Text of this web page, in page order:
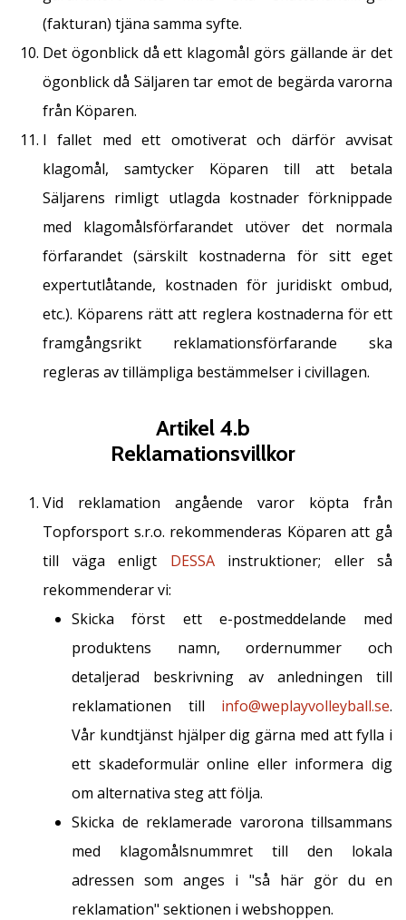
(fakturan) tjäna samma syfte.
Det ögonblick då ett klagomål görs gällande är det
ögonblick då Säljaren tar emot de begärda varorna
från Köparen.
I fallet med ett omotiverat och därför avvisat
klagomål, samtycker Köparen till att betala
Säljarens rimligt utlagda kostnader förknippade
med klagomålsförfarandet utöver det normala
förfarandet (särskilt kostnaderna för sitt eget
expertutlåtande, kostnaden för juridiskt ombud,
etc.). Köparens rätt att reglera kostnaderna för ett
framgångsrikt reklamationsförfarande ska
regleras av tillämpliga bestämmelser i civillagen.
Artikel 4.b
Reklamationsvillkor
Vid reklamation angående varor köpta från
Topforsport s.r.o. rekommenderas Köparen att gå
till väga enligt DESSAinstruktioner; eller så
rekommenderar vi:
Skicka först ett e-postmeddelande med
produktens namn, ordernummer och
detaljerad beskrivning av anledningen till
reklamationen till info@weplayvolleyball.se.
Vår kundtjänst hjälper dig gärna med att fylla i
ett skadeformulär online eller informera dig
om alternativa steg att följa.
Skicka de reklamerade varorona tillsammans
med klagomålsnummret till den lokala
adressen som anges i "så här gör du en
reklamation" sektionen i webshoppen.